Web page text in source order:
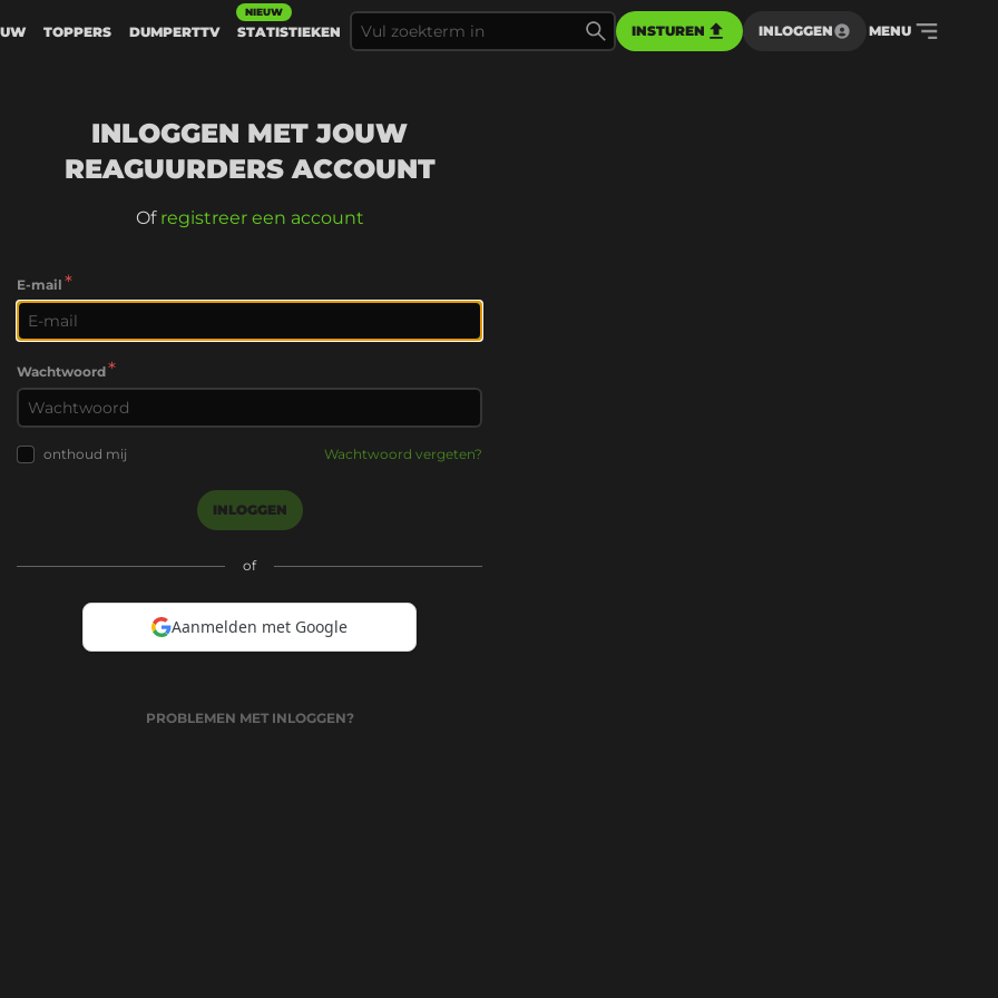
TOPPERS DUMPERTTV STATISTIEKEN
NIEUW
INSTUREN INLOGGEN MENU
INLOGGEN MET JOUW
REAGUURDERS ACCOUNT
Of registreer een account
E-mail *
Wachtwoord*
onthoud mij Wachtwoord vergeten?
INLOGGEN
of
Aanmelden met Google
PROBLEMEN MET INLOGGEN?